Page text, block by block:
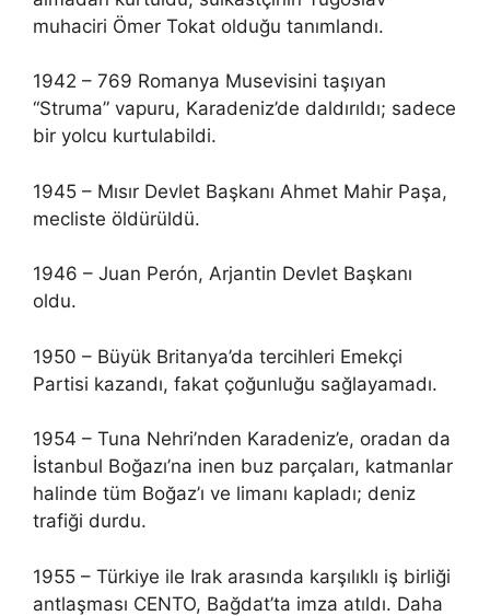
muhaciri Ömer Tokat olduğu tanımlandı.
1942 – 769 Romanya Musevisini taşıyan
“Struma” vapuru, Karadeniz’de daldırıldı; sadece
bir yolcu kurtulabildi.
1945 – Mısır Devlet Başkanı Ahmet Mahir Paşa,
mecliste öldürüldü.
1946 – Juan Perón, Arjantin Devlet Başkanı
oldu.
1950 – Büyük Britanya’da tercihleri Emekçi
Partisi kazandı, fakat çoğunluğu sağlayamadı.
1954 – Tuna Nehri’nden Karadeniz’e, oradan da
İstanbul Boğazı’na inen buz parçaları, katmanlar
halinde tüm Boğaz’ı ve limanı kapladı; deniz
trafiği durdu.
1955 – Türkiye ile Irak arasında karşılıklı iş birliği
antlaşması CENTO, Bağdat’ta imza atıldı. Daha